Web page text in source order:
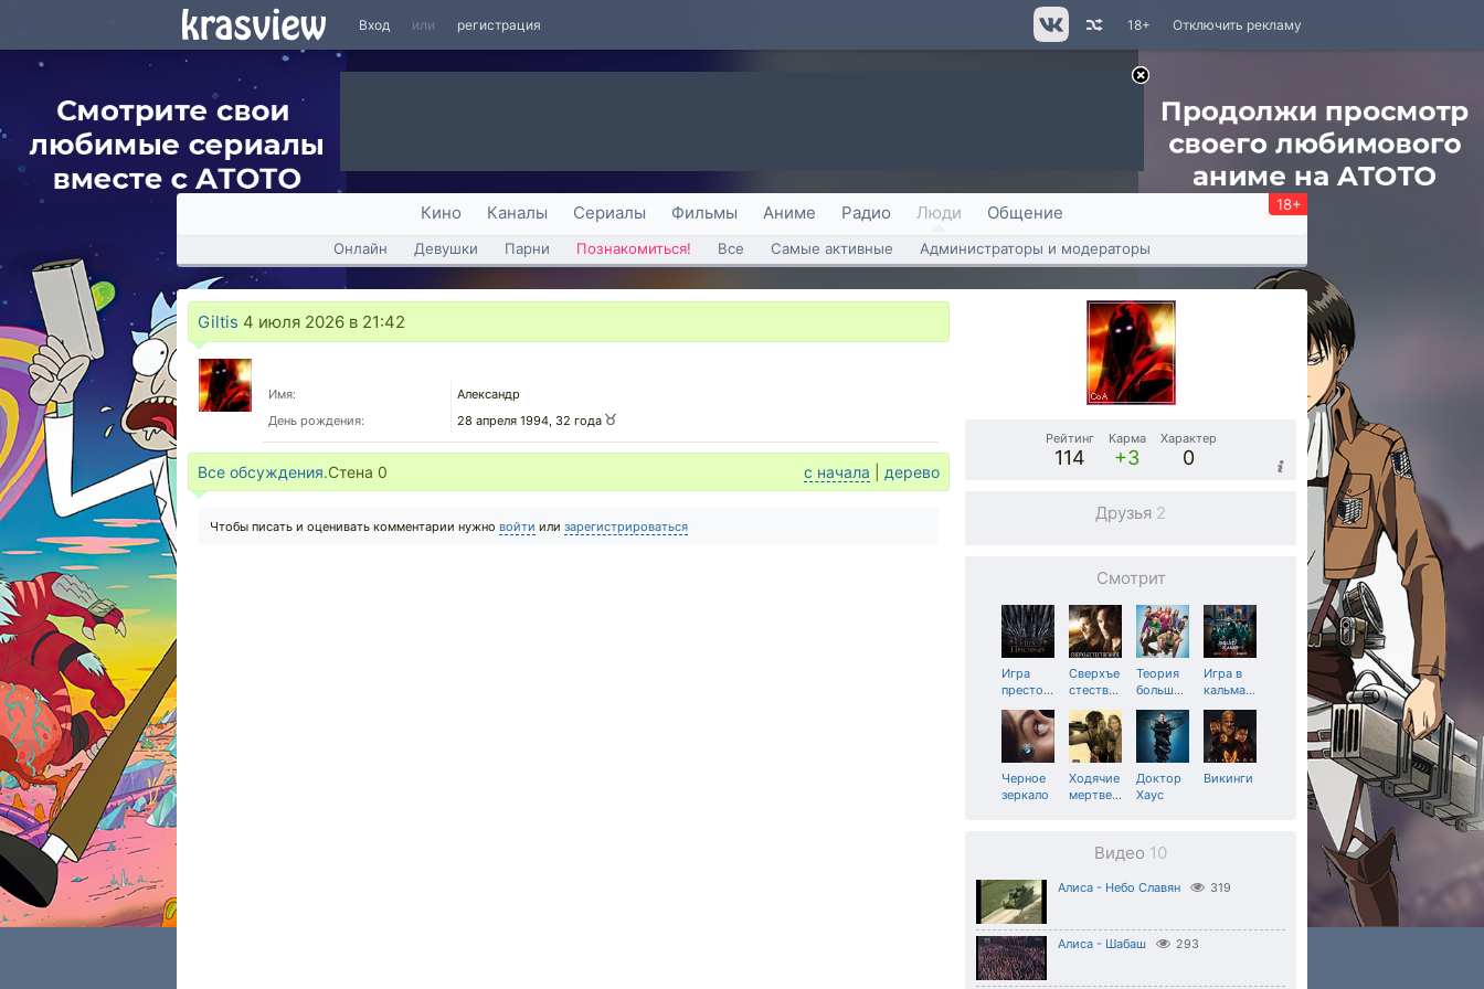
Вход или регистрация Отключить рекламу
18+
Кино Каналы Сериалы Фильмы Аниме Радио Люди Общение 18+
Онлайн Девушки Парни Познакомиться! Все Самые активные Администраторы и модераторы
Giltis 4 июля 2026 в 21:42
Имя:
Александр
День рождения:
28 апреля 1994, 32 года
Все обсуждения.Стена 0 с начала дерево
Чтобы писать и оценивать комментарии нужно войти или зарегистрироваться
Рейтинг
114
Карма
+3
Характер
0
Друзья 2
Смотрит
Игра
престо…
Сверхъе
стеств…
Теория
больш…
Игра в
кальма…
Черное
зеркало
Ходячие
мертве…
Доктор
Хаус
Викинги
Видео 10
Алиса - Небо Славян 319
Алиса - Шабаш 293